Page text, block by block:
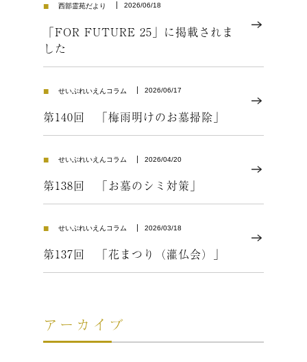
■ 西部霊苑だより 2026/06/18
「FOR FUTURE 25」に掲載されま
した
■ せいぶれいえんコラム 2026/06/17
第140回 「梅雨明けのお墓掃除」
■ せいぶれいえんコラム 2026/04/20
第138回 「お墓のシミ対策」
■ せいぶれいえんコラム 2026/03/18
第137回 「花まつり（灌仏会）」
アーカイブ